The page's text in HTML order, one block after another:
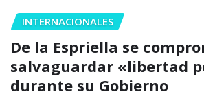
INTERNACIONALES
De la Espriella se
salvaguardar «libertad
durante su Gobierno